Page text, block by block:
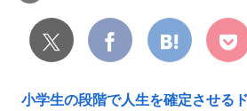
小学生の段階で人生を確定させる